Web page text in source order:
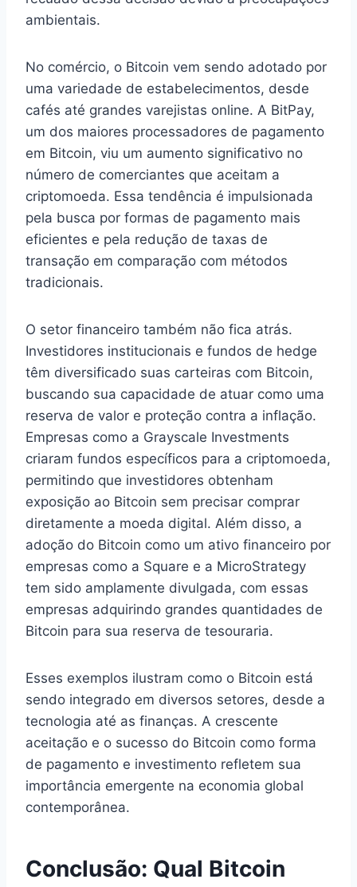
ambientais.
No comércio, o Bitcoin vem sendo adotado por
uma variedade de estabelecimentos, desde
cafés até grandes varejistas online. A BitPay,
um dos maiores processadores de pagamento
em Bitcoin, viu um aumento significativo no
número de comerciantes que aceitam a
criptomoeda. Essa tendência é impulsionada
pela busca por formas de pagamento mais
eficientes e pela redução de taxas de
transação em comparação com métodos
tradicionais.
O setor financeiro também não fica atrás.
Investidores institucionais e fundos de hedge
têm diversificado suas carteiras com Bitcoin,
buscando sua capacidade de atuar como uma
reserva de valor e proteção contra a inflação.
Empresas como a Grayscale Investments
criaram fundos específicos para a criptomoeda,
permitindo que investidores obtenham
exposição ao Bitcoin sem precisar comprar
diretamente a moeda digital. Além disso, a
adoção do Bitcoin como um ativo financeiro por
empresas como a Square e a MicroStrategy
tem sido amplamente divulgada, com essas
empresas adquirindo grandes quantidades de
Bitcoin para sua reserva de tesouraria.
Esses exemplos ilustram como o Bitcoin está
sendo integrado em diversos setores, desde a
tecnologia até as finanças. A crescente
aceitação e o sucesso do Bitcoin como forma
de pagamento e investimento refletem sua
importância emergente na economia global
contemporânea.
Conclusão: Qual Bitcoin